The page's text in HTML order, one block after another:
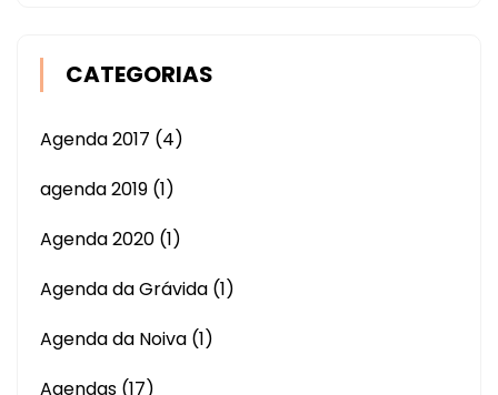
CATEGORIAS
Agenda 2017 (4)
agenda 2019 (1)
Agenda 2020 (1)
Agenda da Grávida (1)
Agenda da Noiva (1)
Agendas (17)